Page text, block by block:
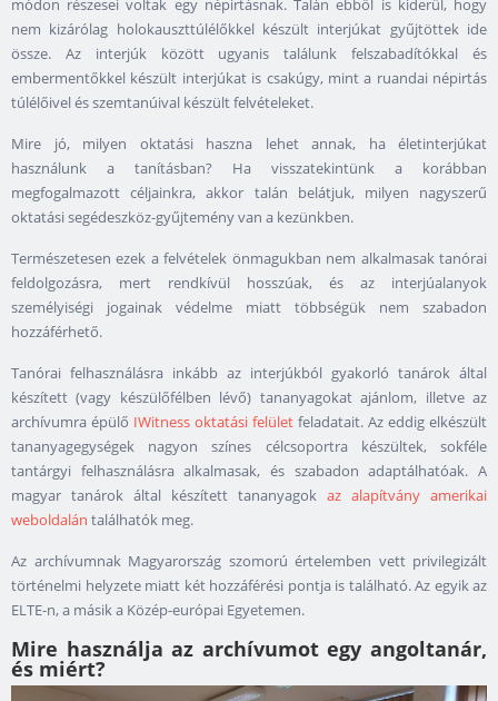
módon részesei voltak egy népirtásnak. Talán ebből is kiderül, hogy
nem kizárólag holokauszttúlélőkkel készült interjúkat gyűjtöttek ide
össze. Az interjúk között ugyanis találunk felszabadítókkal és
embermentőkkel készült interjúkat is csakúgy, mint a ruandai népirtás
túlélőivel és szemtanúival készült felvételeket.
Mire jó, milyen oktatási haszna lehet annak, ha életinterjúkat
használunk a tanításban? Ha visszatekintünk a korábban
megfogalmazott céljainkra, akkor talán belátjuk, milyen nagyszerű
oktatási segédeszköz-gyűjtemény van a kezünkben.
Természetesen ezek a felvételek önmagukban nem alkalmasak tanórai
feldolgozásra, mert rendkívül hosszúak, és az interjúalanyok
személyiségi jogainak védelme miatt többségük nem szabadon
hozzáférhető.
Tanórai felhasználásra inkább az interjúkból gyakorló tanárok által
készített (vagy készülőfélben lévő) tananyagokat ajánlom, illetve az
archívumra épülő IWitness oktatási felület feladatait. Az eddig elkészült
tananyagegységek nagyon színes célcsoportra készültek, sokféle
tantárgyi felhasználásra alkalmasak, és szabadon adaptálhatóak. A
magyar tanárok által készített tananyagok az alapítvány amerikai
weboldalán találhatók meg.
Az archívumnak Magyarország szomorú értelemben vett privilegizált
történelmi helyzete miatt két hozzáférési pontja is található. Az egyik az
ELTE-n, a másik a Közép-európai Egyetemen.
Mire használja az archívumot egy angoltanár,
és miért?